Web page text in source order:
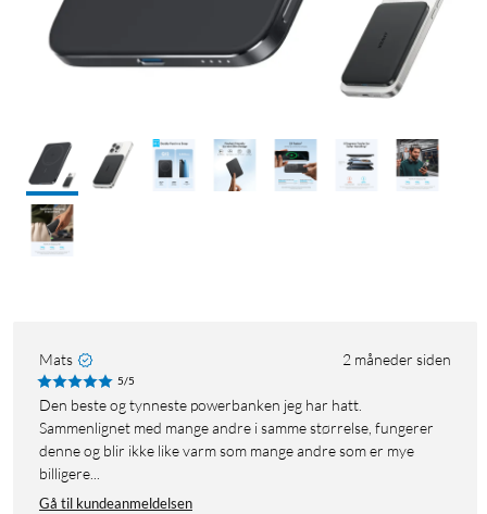
Mats 2 måneder siden
5/5
Den beste og tynneste powerbanken jeg har hatt.
Sammenlignet med mange andre i samme størrelse, fungerer
denne og blir ikke like varm som mange andre som er mye
billigere...
Gå til kundeanmeldelsen